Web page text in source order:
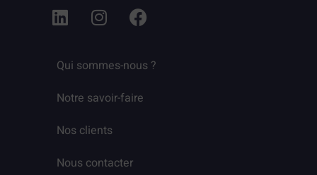
Qui sommes-nous ?
Notre savoir-faire
Nos clients
Nous contacter